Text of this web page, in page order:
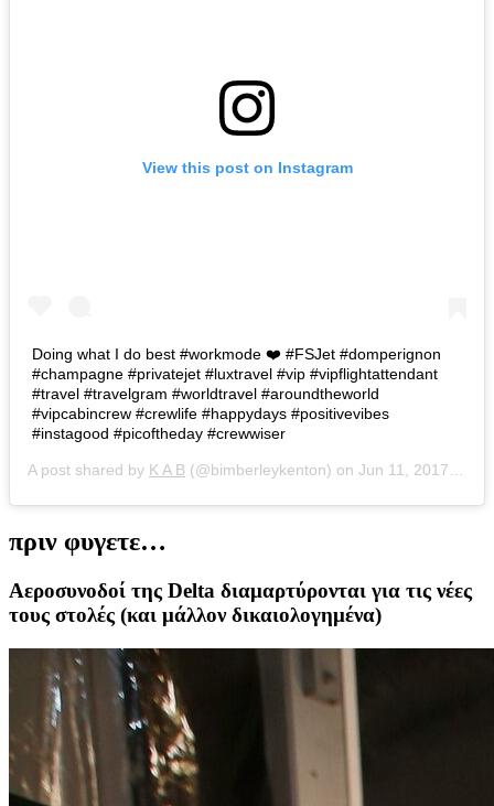
View this post on Instagram
Doing what I do best #workmode ❤️ #FSJet #domperignon
#champagne #privatejet #luxtravel #vip #vipflightattendant
#travel #travelgram #worldtravel #aroundtheworld
#vipcabincrew #crewlife #happydays #positivevibes
#instagood #picoftheday #crewwiser
A post shared by K A B (@bimberleykenton) on Jun 11, 2017 at 3:50am PDT
πριν φυγετε…
Αεροσυνοδοί της Delta διαμαρτύρονται για τις νέες
τους στολές (και μάλλον δικαιολογημένα)